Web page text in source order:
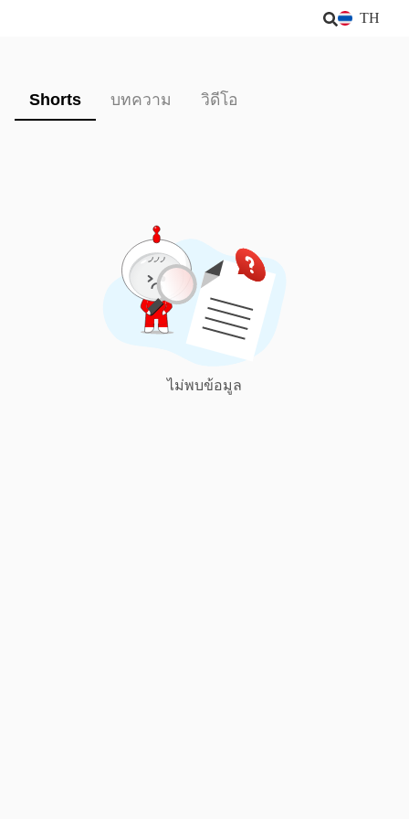
TH
Shorts บทความ วิดีโอ
ไม่พบข้อมูล